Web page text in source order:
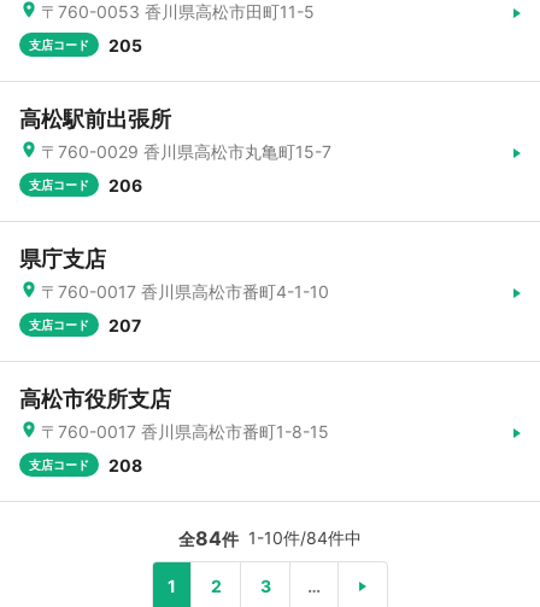
〒760-0053 香川県高松市田町11-5
支店コード 205
高松駅前出張所
〒760-0029 香川県高松市丸亀町15-7
支店コード 206
県庁支店
〒760-0017 香川県高松市番町4-1-10
支店コード 207
高松市役所支店
〒760-0017 香川県高松市番町1-8-15
支店コード 208
全84件 1-10件/84件中
1 2 3 …